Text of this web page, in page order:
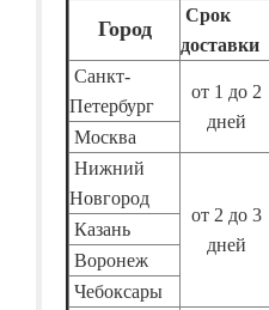
Город
Срок
доставки
Санкт-
Петербург
от 1 до 2
дней
Москва
Нижний
Новгород
от 2 до 3
дней
Казань
Воронеж
Чебоксары